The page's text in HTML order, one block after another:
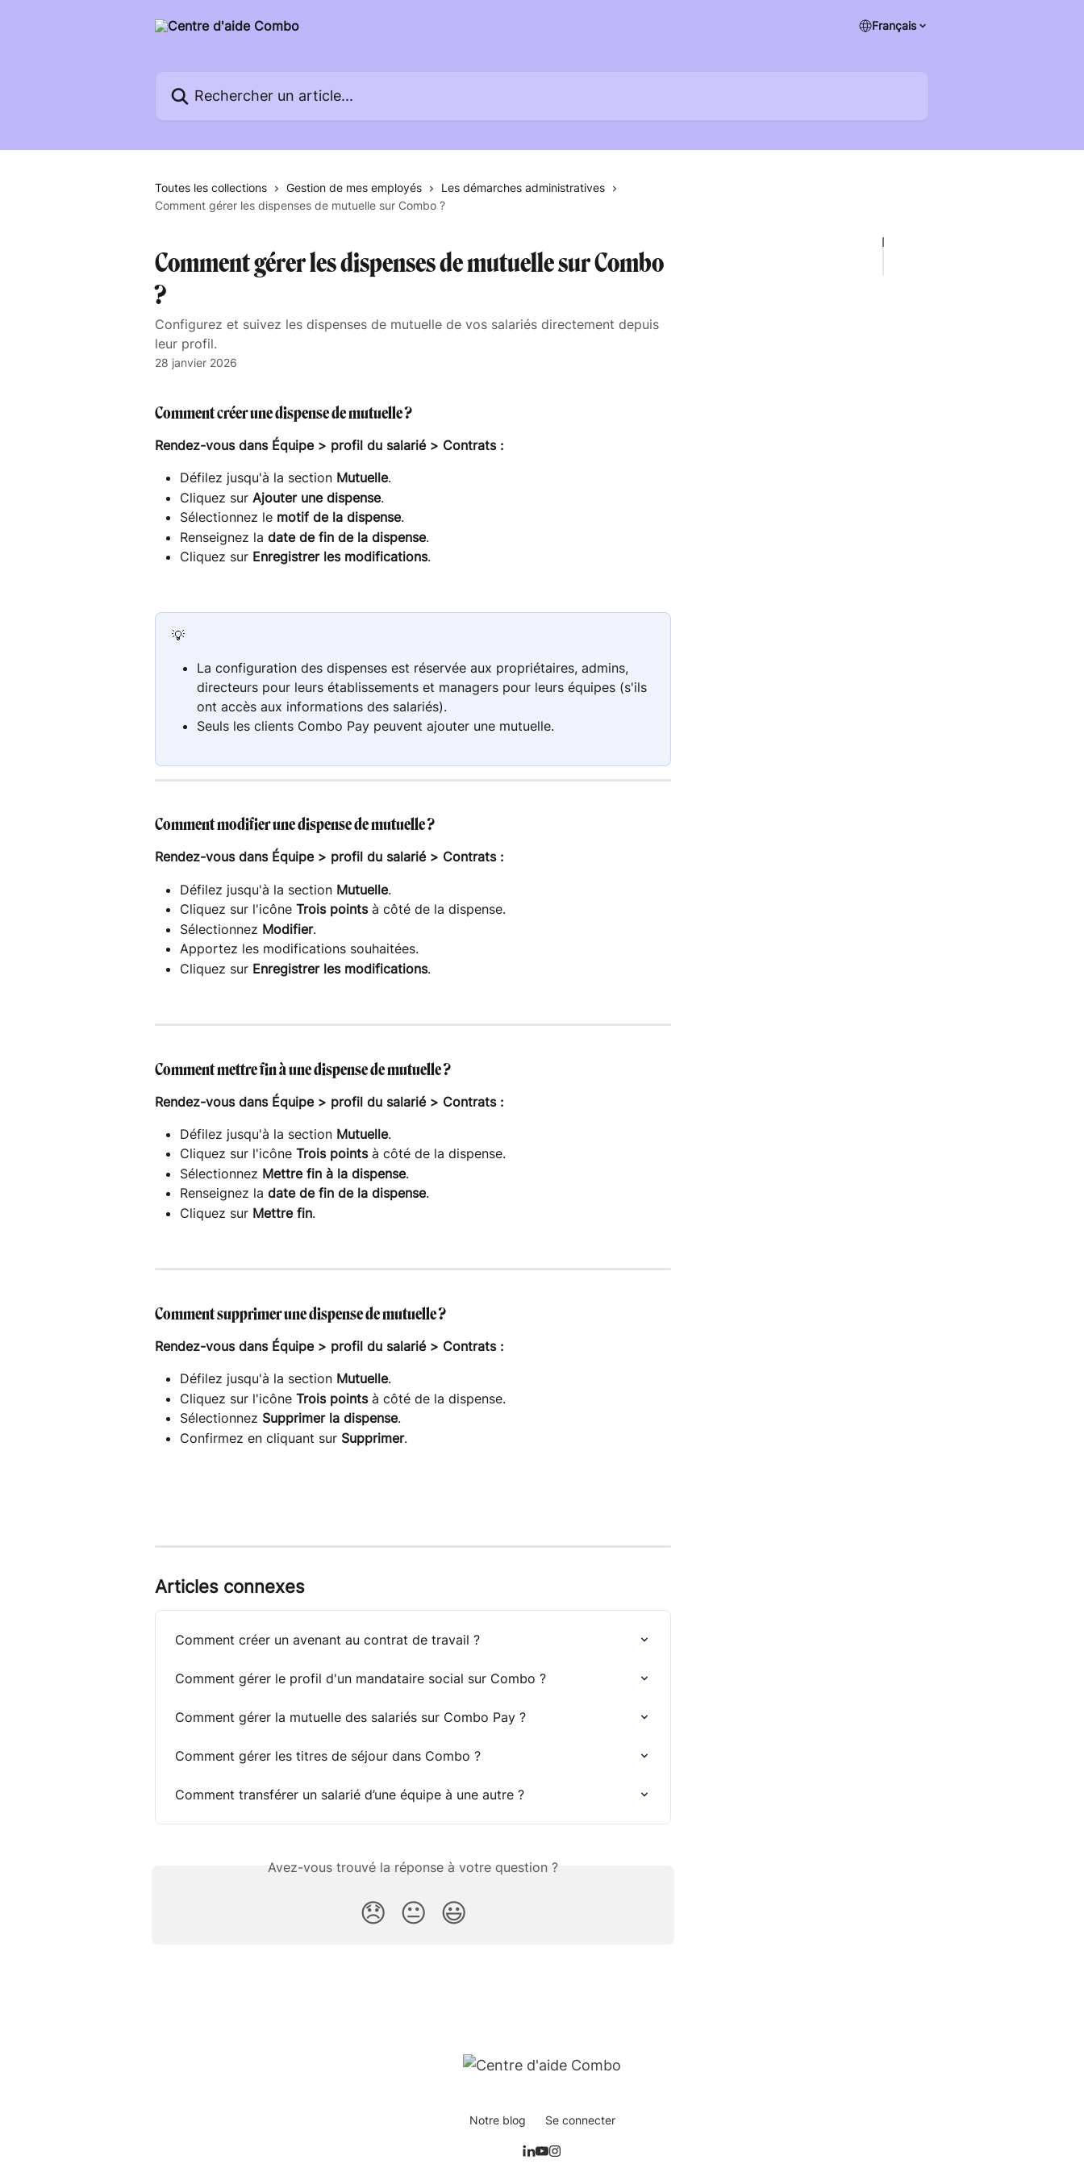
Français
Toutes les collections Gestion de mes employés
Les démarches administratives
Comment gérer les dispenses de mutuelle sur Combo ?
Comment gérer les dispenses de mutuelle sur Combo
?
Configurez et suivez les dispenses de mutuelle de vos salariés directement depuis
leur profil.
28 janvier 2026
Comment créer une dispense de mutuelle ?
Rendez-vous dans Équipe > profil du salarié > Contrats :
Défilez jusqu'à la section Mutuelle.
Cliquez sur Ajouter une dispense.
Sélectionnez le motif de la dispense.
Renseignez la date de fin de la dispense.
Cliquez sur Enregistrer les modifications.
💡
La configuration des dispenses est réservée aux propriétaires, admins,
directeurs pour leurs établissements et managers pour leurs équipes (s'ils
ont accès aux informations des salariés).
Seuls les clients Combo Pay peuvent ajouter une mutuelle.
Comment modifier une dispense de mutuelle ?
Rendez-vous dans Équipe > profil du salarié > Contrats :
Défilez jusqu'à la section Mutuelle.
Cliquez sur l'icône Trois points à côté de la dispense.
Sélectionnez Modifier.
Apportez les modifications souhaitées.
Cliquez sur Enregistrer les modifications.
Comment mettre fin à une dispense de mutuelle ?
Rendez-vous dans Équipe > profil du salarié > Contrats :
Défilez jusqu'à la section Mutuelle.
Cliquez sur l'icône Trois points à côté de la dispense.
Sélectionnez Mettre fin à la dispense.
Renseignez la date de fin de la dispense.
Cliquez sur Mettre fin.
Comment supprimer une dispense de mutuelle ?
Rendez-vous dans Équipe > profil du salarié > Contrats :
Défilez jusqu'à la section Mutuelle.
Cliquez sur l'icône Trois points à côté de la dispense.
Sélectionnez Supprimer la dispense.
Confirmez en cliquant sur Supprimer.
Articles connexes
Comment créer un avenant au contrat de travail ?
Comment gérer le profil d'un mandataire social sur Combo ?
Comment gérer la mutuelle des salariés sur Combo Pay ?
Comment gérer les titres de séjour dans Combo ?
Comment transférer un salarié d’une équipe à une autre ?
Avez-vous trouvé la réponse à votre question ?
😞 😐 😃
Notre blog Se connecter